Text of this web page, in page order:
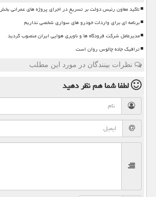
تاکید معاون رئیس دولت بر تسریع در اجرای پروژه های عمرانی
برنامه ای برای واردات خودرو های سواری شخصی نداریم
مدیرعامل شرکت فرودگاه ها و ناوبری هوایی ایران منصوب گردید
ترافیک جاده چالوس روان است
نظرات بینندگان در مورد این مطلب
لطفا شما همنظر دهید